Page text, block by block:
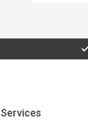
Services